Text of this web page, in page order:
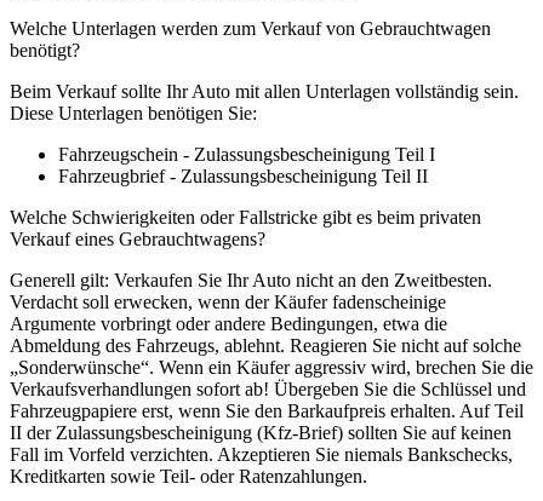
Welche Unterlagen werden zum Verkauf von Gebrauchtwagen
benötigt?
Beim Verkauf sollte Ihr Auto mit allen Unterlagen vollständig sein.
Diese Unterlagen benötigen Sie:
Fahrzeugschein - Zulassungsbescheinigung Teil I
Fahrzeugbrief - Zulassungsbescheinigung Teil II
Welche Schwierigkeiten oder Fallstricke gibt es beim privaten
Verkauf eines Gebrauchtwagens?
Generell gilt: Verkaufen Sie Ihr Auto nicht an den Zweitbesten.
Verdacht soll erwecken, wenn der Käufer fadenscheinige
Argumente vorbringt oder andere Bedingungen, etwa die
Abmeldung des Fahrzeugs, ablehnt. Reagieren Sie nicht auf solche
„Sonderwünsche“. Wenn ein Käufer aggressiv wird, brechen Sie die
Verkaufsverhandlungen sofort ab! Übergeben Sie die Schlüssel und
Fahrzeugpapiere erst, wenn Sie den Barkaufpreis erhalten. Auf Teil
II der Zulassungsbescheinigung (Kfz-Brief) sollten Sie auf keinen
Fall im Vorfeld verzichten. Akzeptieren Sie niemals Bankschecks,
Kreditkarten sowie Teil- oder Ratenzahlungen.